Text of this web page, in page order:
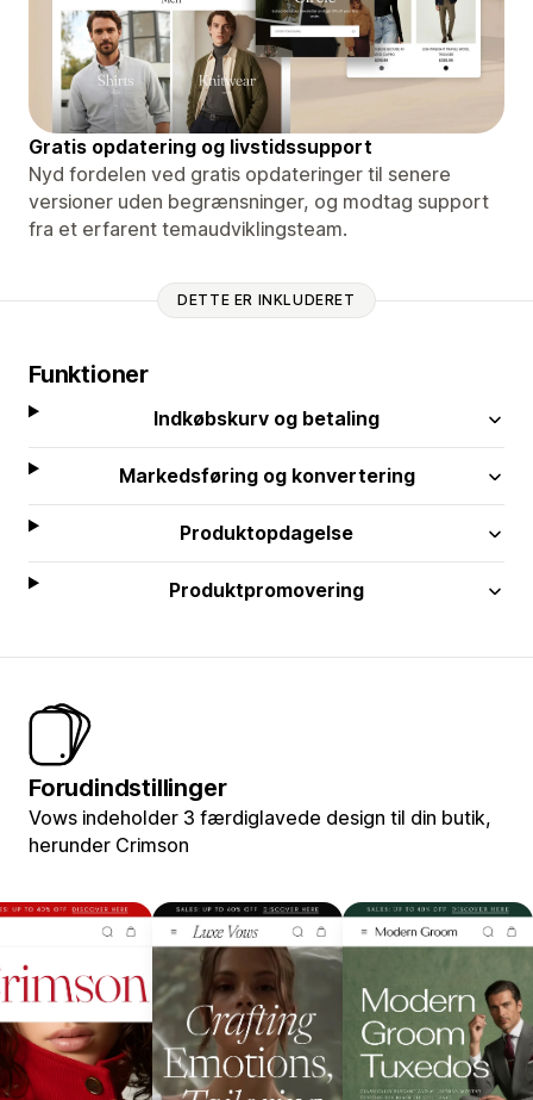
Gratis opdatering og livstidssupport
Nyd fordelen ved gratis opdateringer til senere
versioner uden begrænsninger, og modtag support
fra et erfarent temaudviklingsteam.
DETTE ER INKLUDERET
Funktioner
Indkøbskurv og betaling
Markedsføring og konvertering
Produktopdagelse
Produktpromovering
Forudindstillinger
Vows indeholder 3 færdiglavede design til din butik,
herunder Crimson